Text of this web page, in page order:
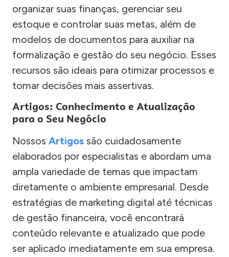
organizar suas finanças, gerenciar seu
estoque e controlar suas metas, além de
modelos de documentos para auxiliar na
formalização e gestão do seu negócio. Esses
recursos são ideais para otimizar processos e
tomar decisões mais assertivas.
Artigos: Conhecimento e Atualização
para o Seu Negócio
Nossos Artigos são cuidadosamente
elaborados por especialistas e abordam uma
ampla variedade de temas que impactam
diretamente o ambiente empresarial. Desde
estratégias de marketing digital até técnicas
de gestão financeira, você encontrará
conteúdo relevante e atualizado que pode
ser aplicado imediatamente em sua empresa.